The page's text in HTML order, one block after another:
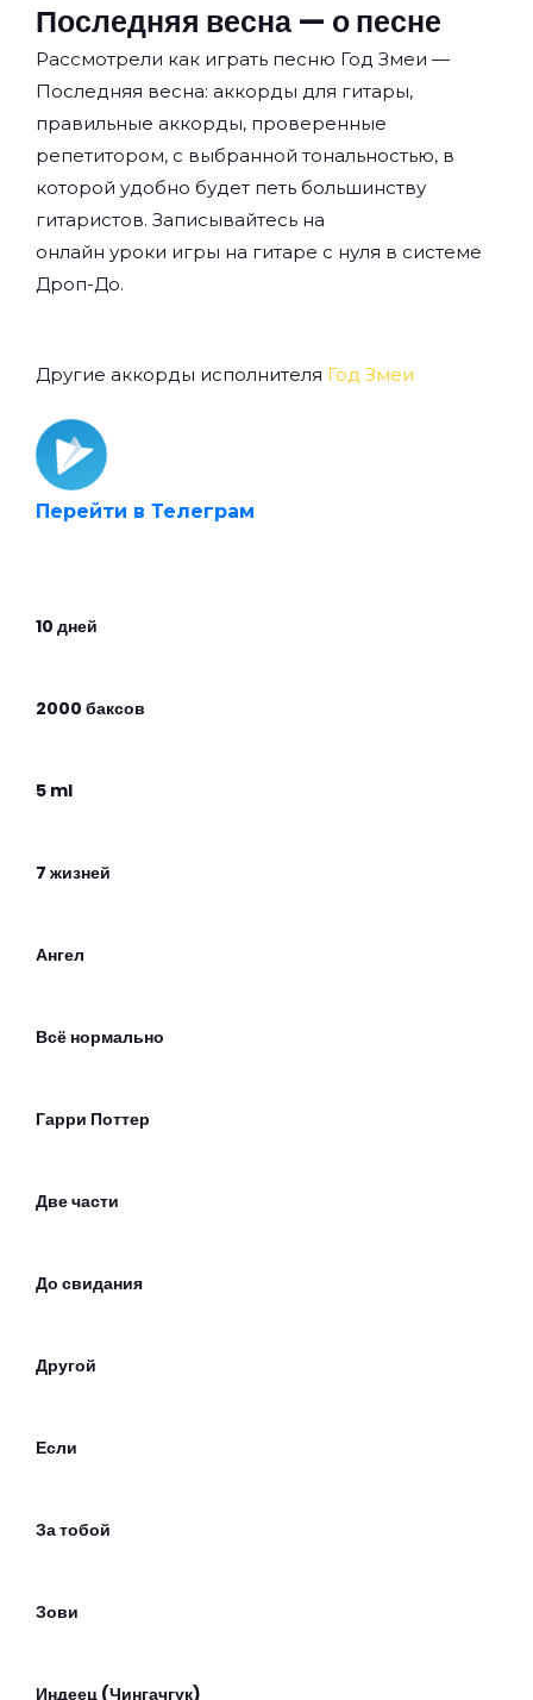
Последняя весна — о песне
Рассмотрели как играть песню Год Змеи —
Последняя весна: аккорды для гитары,
правильные аккорды, проверенные
репетитором, с выбранной тональностью, в
которой удобно будет петь большинству
гитаристов. Записывайтесь на
онлайн уроки игры на гитаре с нуля в системе
Дроп-До.
Другие аккорды исполнителя Год Змеи
Перейти в Телеграм
10 дней
2000 баксов
5 ml
7 жизней
Ангел
Всё нормально
Гарри Поттер
Две части
До свидания
Другой
Если
За тобой
Зови
Индеец (Чингачгук)